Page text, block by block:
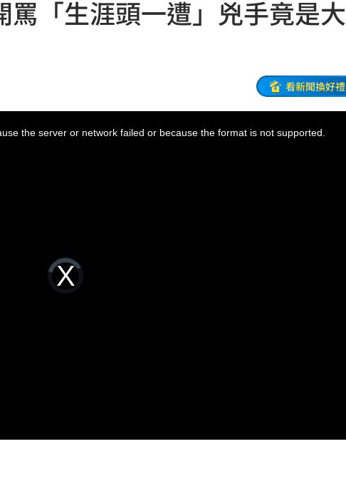
13:23
13:17
「生涯頭一遭」兇手竟是大
看新聞換好禮
Video
Player
loading.
the server or network failed or because the format is not supported.